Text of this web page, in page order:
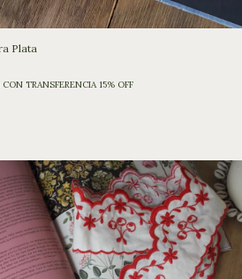
Plata
CON TRANSFERENCIA 15% OFF